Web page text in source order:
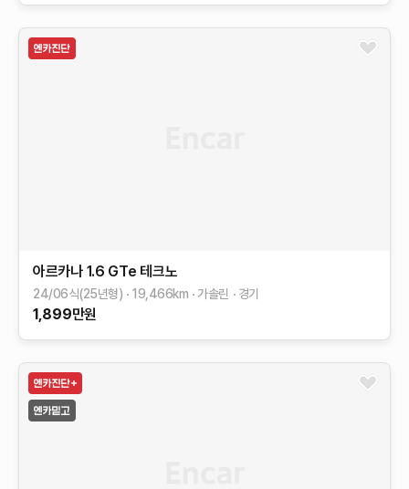
아르카나 1.6 GTe 테크노
24/06식(25년형) 19,466km 가솔린 경기
1,899만원